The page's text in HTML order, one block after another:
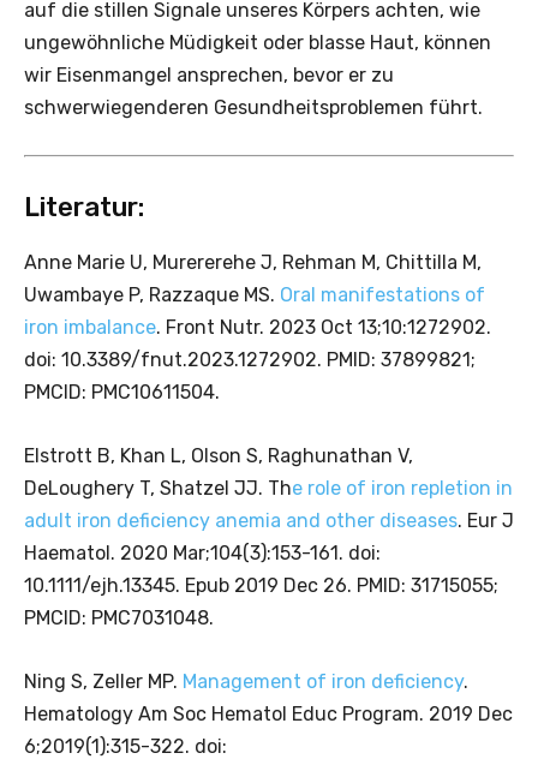
auf die stillen Signale unseres Körpers achten, wie
ungewöhnliche Müdigkeit oder blasse Haut, können
wir Eisenmangel ansprechen, bevor er zu
schwerwiegenderen Gesundheitsproblemen führt.
Literatur:
Anne Marie U, Murererehe J, Rehman M, Chittilla M,
Uwambaye P, Razzaque MS. Oral manifestations of
iron imbalance. Front Nutr. 2023 Oct 13;10:1272902.
doi: 10.3389/fnut.2023.1272902. PMID: 37899821;
PMCID: PMC10611504.
Elstrott B, Khan L, Olson S, Raghunathan V,
DeLoughery T, Shatzel JJ. The role of iron repletion in
adult iron deficiency anemia and other diseases. Eur J
Haematol. 2020 Mar;104(3):153-161. doi:
10.1111/ejh.13345. Epub 2019 Dec 26. PMID: 31715055;
PMCID: PMC7031048.
Ning S, Zeller MP. Management of iron deficiency.
Hematology Am Soc Hematol Educ Program. 2019 Dec
6;2019(1):315-322. doi: